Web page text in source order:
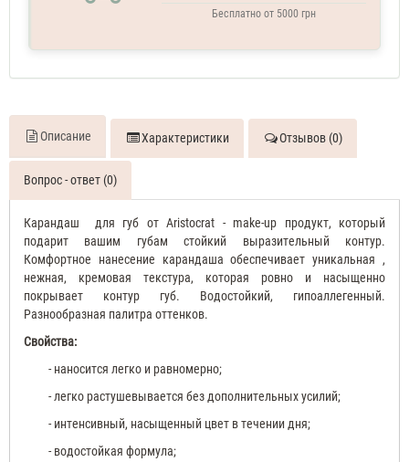
Бесплатно от 5000 грн
Описание Характеристики Отзывов (0)
Вопрос - ответ (0)
Карандаш для губ от Aristocrat - make-up продукт, который
подарит вашим губам стойкий выразительный контур.
Комфортное нанесение карандаша обеспечивает уникальная ,
нежная, кремовая текстура, которая ровно и насыщенно
покрывает контур губ. Водостойкий, гипоаллегенный.
Разнообразная палитра оттенков.
Свойства:
- наносится легко и равномерно;
- легко растушевывается без дополнительных усилий;
- интенсивный, насыщенный цвет в течении дня;
- водостойкая формула;